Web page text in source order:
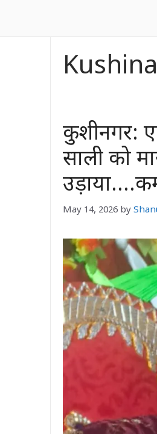
कुशीनगर:
साली को
May 14, 2026 by